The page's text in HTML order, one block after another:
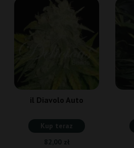
il Diavolo Auto
Kup teraz
82,00 zł